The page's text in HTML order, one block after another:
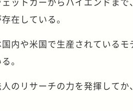
在している。
内や米国で生産されている
。
のリサーチの力を発揮して